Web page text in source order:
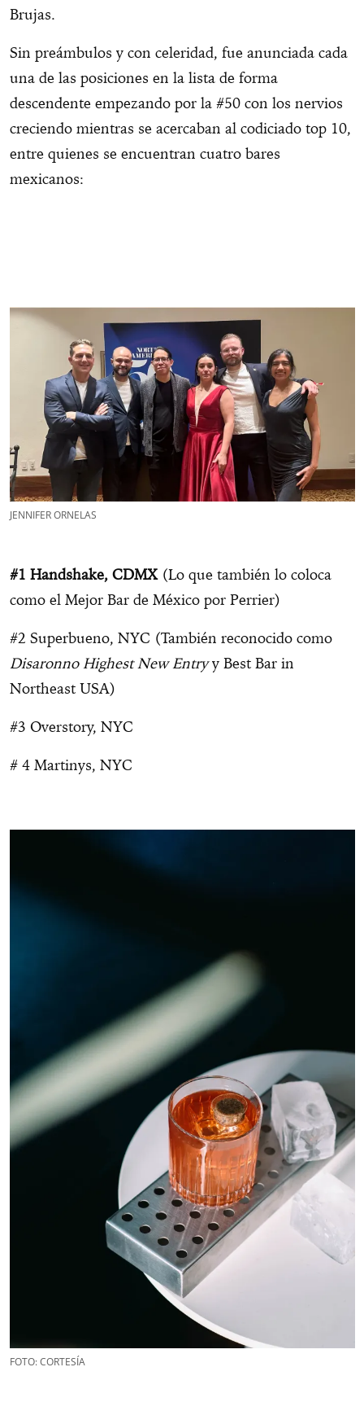
Brujas.
Sin preámbulos y con celeridad, fue anunciada cada
una de las posiciones en la lista de forma
descendente empezando por la #50 con los nervios
creciendo mientras se acercaban al codiciado top 10,
entre quienes se encuentran cuatro bares
mexicanos:
JENNIFER ORNELAS
#1 Handshake, CDMX(Lo que también lo coloca
como el Mejor Bar de México por Perrier)
#2 Superbueno, NYC (También reconocido como
Disaronno Highest New Entryy Best Bar in
Northeast USA)
#3 Overstory, NYC
# 4 Martinys, NYC
FOTO: CORTESÍA